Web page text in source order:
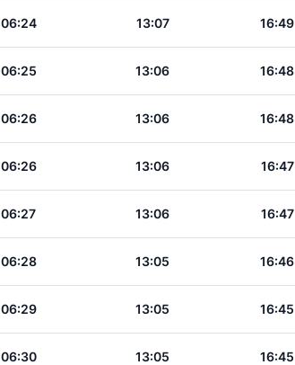
06:24 13:07 16:49
06:25 13:06 16:48
06:26 13:06 16:48
06:26 13:06 16:47
06:27 13:06 16:47
06:28 13:05 16:46
06:29 13:05 16:45
06:30 13:05 16:45